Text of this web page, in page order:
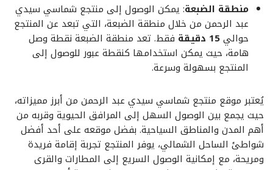
منطقة الضبعة: يمكن الوصول إلى منتجع شماسي سيدي
عبد الرحمن من خلال منطقة الضبعة، التي تبعد عن المنتجع
حوالي15 دقيقة
فقط. تعد منطقة الضبعة نقطة وصل
هامة، حيث يمكن استخدامها كنقطة عبور للوصول إلى
المنتجع بسهولة وسرعة.
يُعتبر موقع منتجع شماسي سيدي عبد الرحمن من أبرز مميزاته،
حيث يجمع بين الوصول السهل إلى المرافق الحيوية وقربه من
أهم المدن والمناطق السياحية. بفضل موقعه على أحد أفضل
شواطئ الساحل الشمالي، يوفر المنتجع تجربة إقامة فريدة
ومريحة، مع إمكانية الوصول السريع إلى المطارات والقرى